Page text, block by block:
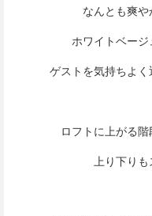
なんとも爽や
ホワイトベージ
ゲストを気持ちよ
ロフトに上がる階
上り下り